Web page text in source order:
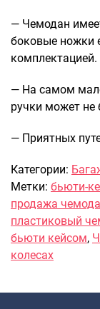
— Чемодан
боковые ножки
комплектацией.
— На самом
ручки может не
— Приятных
Категории:
Метки: бьюти-
продажа
пластиковый
бьюти кейсом,
колесах